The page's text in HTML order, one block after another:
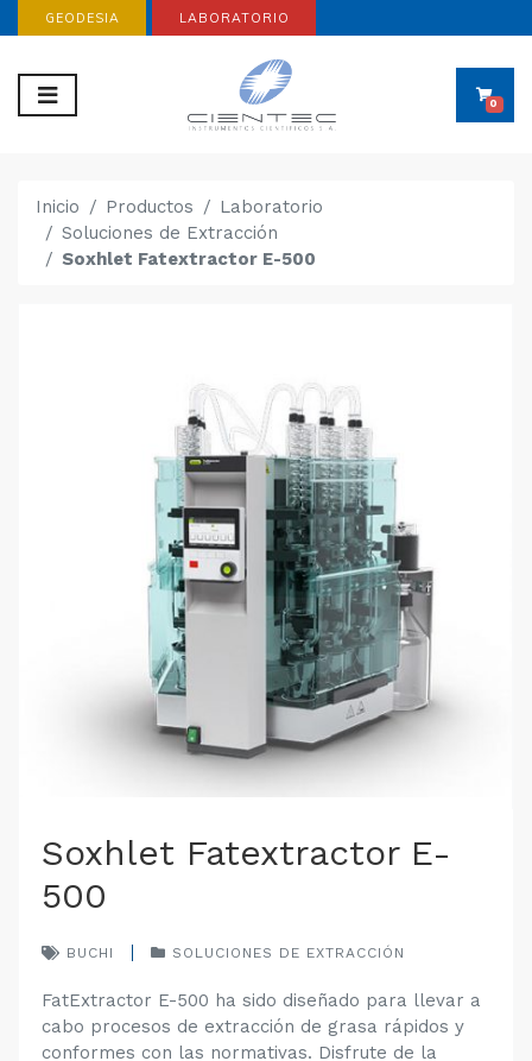
GEODESIA LABORATORIO
0
Inicio Productos
Laboratorio
Soluciones de Extracción
Soxhlet Fatextractor E-500
Soxhlet Fatextractor E-
500
BUCHI SOLUCIONES DE EXTRACCIÓN
FatExtractor E-500 ha sido diseñado para llevar a
cabo procesos de extracción de grasa rápidos y
conformes con las normativas. Disfrute de la